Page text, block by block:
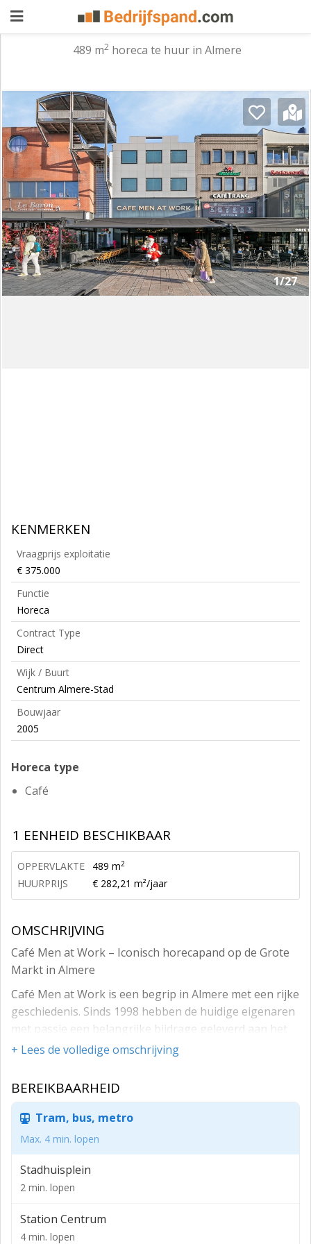
aanbieden
Pand
zoeken
Waarom
adverteren
Premium
adverteren
Blog
Registreren
Login
489 m2horeca te huur in Almere
1/27
KENMERKEN
Vraagprijs exploitatie
€ 375.000
Functie
Horeca
Contract Type
Direct
Wijk / Buurt
Centrum Almere-Stad
Bouwjaar
2005
Horeca type
Café
1 EENHEID BESCHIKBAAR
OPPERVLAKTE 489 m2
HUURPRIJS € 282,21 m²/jaar
OMSCHRIJVING
Café Men at Work – Iconisch horecapand op de Grote
Markt in Almere
Café Men at Work is een begrip in Almere met een rijke
geschiedenis. Sinds 1998 hebben de huidige eigenaren
met passie een belangrijke bijdrage geleverd aan het
uitgaansleven van Almere. Eerst schuin aan de
de huidige locatie aan de zonnige zijde van het plein.
samenkwamen om te genieten van een drankje,
gezelligheid en onvergetelijke momenten.
Zonnig terras: Het terras aan de zonzijde van de Grote
Markt is een echte trekpleister en wordt intensief
gebruikt, zowel in de zomer als in de winter dankzij de
Ruimte voor groei: Op de eerste verdieping bevindt zich
+ Lees de volledige omschrijving
BEREIKBAARHEID
Tram, bus, metro
Max. 4 min. lopen
Stadhuisplein
2 min. lopen
Station Centrum
4 min. lopen